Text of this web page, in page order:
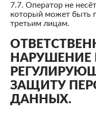
7.7. Оператор не
который может быть
третьим лицам.
НАРУШЕНИЕ
ЗАЩИТУ
ДАННЫХ.